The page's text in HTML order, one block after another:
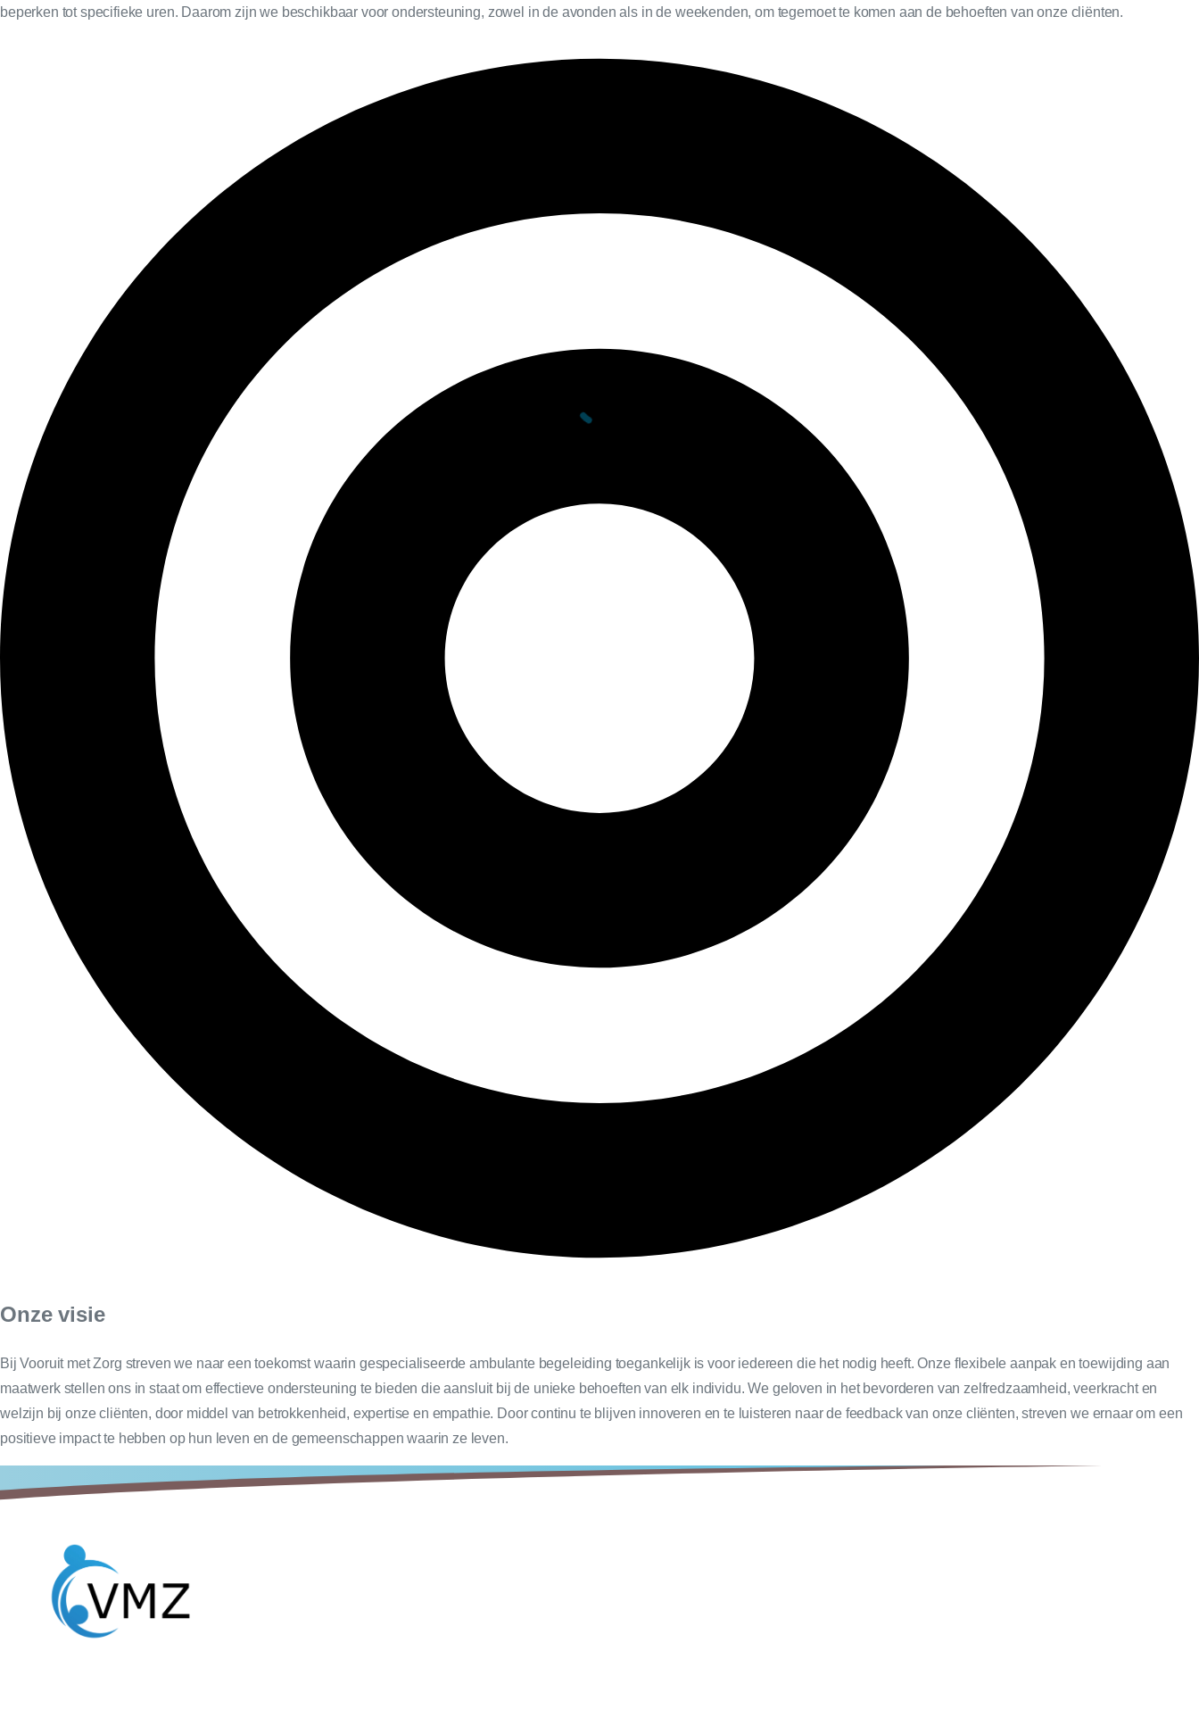
beperken tot specifieke uren. Daarom zijn we beschikbaar voor ondersteuning, zowel in de avonden als in de weekenden, om tegemoet te komen aan de behoeften van onze cliënten.
Onze visie
Bij Vooruit met Zorg streven we naar een toekomst waarin gespecialiseerde ambulante begeleiding toegankelijk is voor iedereen die het nodig heeft. Onze flexibele aanpak en toewijding aan
maatwerk stellen ons in staat om effectieve ondersteuning te bieden die aansluit bij de unieke behoeften van elk individu. We geloven in het bevorderen van zelfredzaamheid, veerkracht en
welzijn bij onze cliënten, door middel van betrokkenheid, expertise en empathie. Door continu te blijven innoveren en te luisteren naar de feedback van onze cliënten, streven we ernaar om een
positieve impact te hebben op hun leven en de gemeenschappen waarin ze leven.